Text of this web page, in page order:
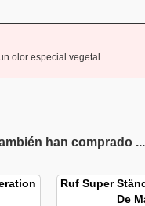
olor especial vegetal.
han comprado ...
Ruf Super
De